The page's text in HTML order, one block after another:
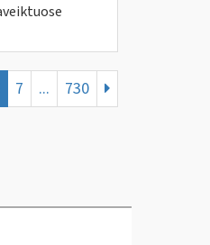
7 ... 730